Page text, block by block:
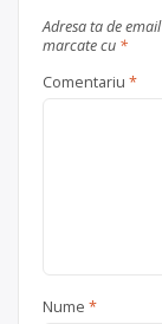
Adresa ta de
marcate cu *
Comentariu *
Nume *